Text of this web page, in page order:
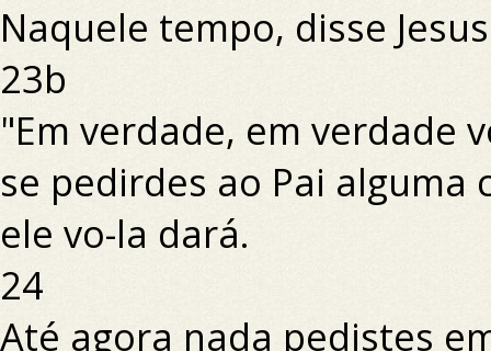
Naquele tempo, disse
23b
"Em verdade, em verdade
se pedirdes ao Pai alguma
ele vo-la dará.
24
Até agora nada pedistes